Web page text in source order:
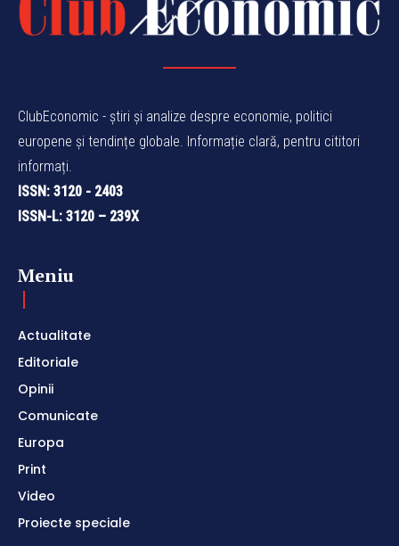
ClubEconomic - știri și analize despre economie, politici
europene și tendințe globale. Informație clară, pentru cititori
informați.
ISSN: 3120 - 2403
ISSN-L: 3120 – 239X
Meniu
Actualitate
Editoriale
Opinii
Comunicate
Europa
Print
Video
Proiecte speciale